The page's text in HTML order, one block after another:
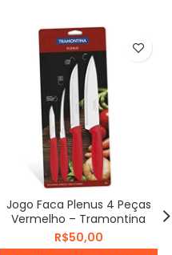
Jogo Faca Plenus 4 Peças
Vermelho – Tramontina
R$